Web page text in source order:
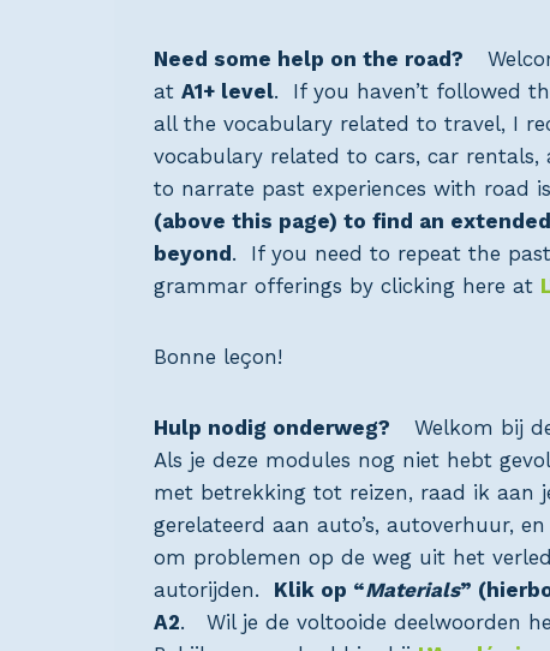
Need some help on the road?
at A1+ level. If you haven’t followed
all the vocabulary related to travel, I
vocabulary related to cars, car
to narrate past experiences with road
(above this page) to find an
beyond . If you need to repeat the
grammar offerings by clicking here at
Bonne leçon!
Hulp nodig onderweg? Welkom bij
Als je deze modules nog niet hebt
met betrekking tot reizen, raad ik aan
gerelateerd aan auto’s, autoverhuur,
om problemen op de weg uit het
autorijden. Klik op “Materials”
A2. Wil je de voltooide deelwoorden